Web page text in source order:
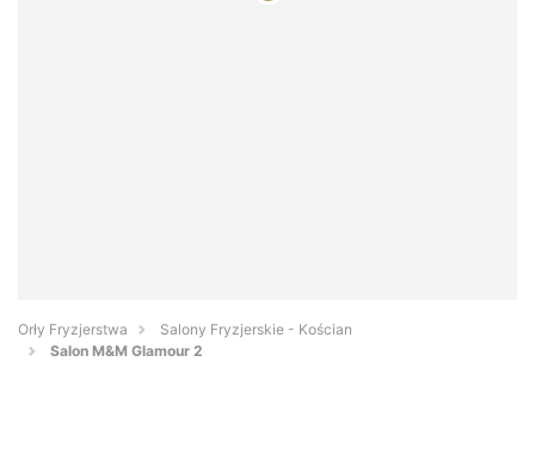
Orły Fryzjerstwa
Salony Fryzjerskie - Kościan
Salon M&M Glamour 2